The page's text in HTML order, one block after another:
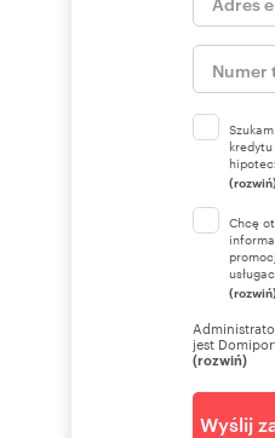
kredytu
(rozwiń)
Chcę
(rozwiń)
jest
(rozwiń)
Wyślij